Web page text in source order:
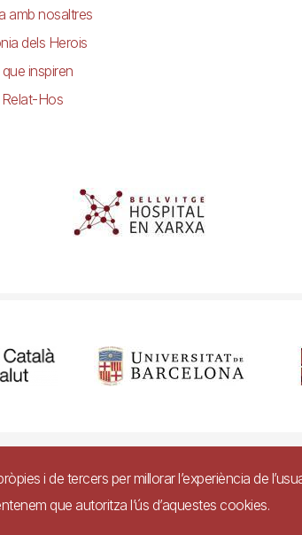
amb nosaltres
dels Herois
inspiren
Hos
Imagen
i de tercers per millorar l’experiència de
que autoritza l’ús d’aquestes cookies.